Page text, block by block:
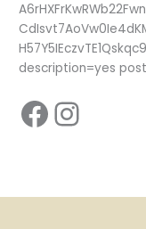
description=yes
Facebook Park Cukarca
Instagram Park